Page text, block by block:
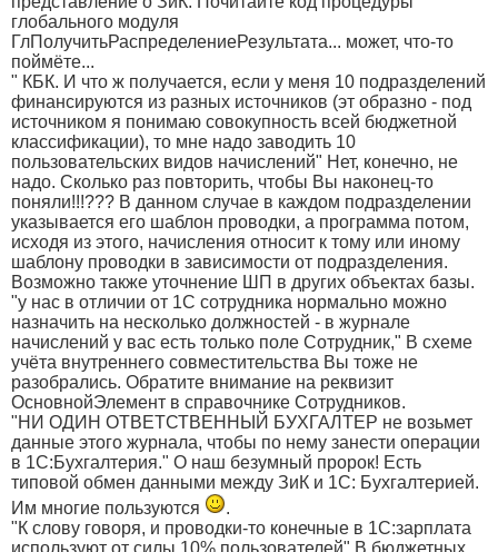
глобального модуля
ГлПолучитьРаспределениеРезультата... может, что-то
поймёте...
" КБК. И что ж получается, если у меня 10 подразделений
финансируются из разных источников (эт образно - под
источником я понимаю совокупность всей бюджетной
классификации), то мне надо заводить 10
пользовательских видов начислений" Нет, конечно, не
надо. Сколько раз повторить, чтобы Вы наконец-то
поняли!!!??? В данном случае в каждом подразделении
указывается его шаблон проводки, а программа потом,
исходя из этого, начисления относит к тому или иному
шаблону проводки в зависимости от подразделения.
Возможно также уточнение ШП в других объектах базы.
"у нас в отличии от 1С сотрудника нормально можно
назначить на несколько должностей - в журнале
начислений у вас есть только поле Сотрудник," В схеме
учёта внутреннего совместительства Вы тоже не
разобрались. Обратите внимание на реквизит
ОсновнойЭлемент в справочнике Сотрудников.
"НИ ОДИН ОТВЕТСТВЕННЫЙ БУХГАЛТЕР не возьмет
данные этого журнала, чтобы по нему занести операции
в 1С:Бухгалтерия." О наш безумный пророк! Есть
типовой обмен данными между ЗиК и 1С: Бухгалтерией.
Им многие пользуются
.
"К слову говоря, и проводки-то конечные в 1С:зарплата